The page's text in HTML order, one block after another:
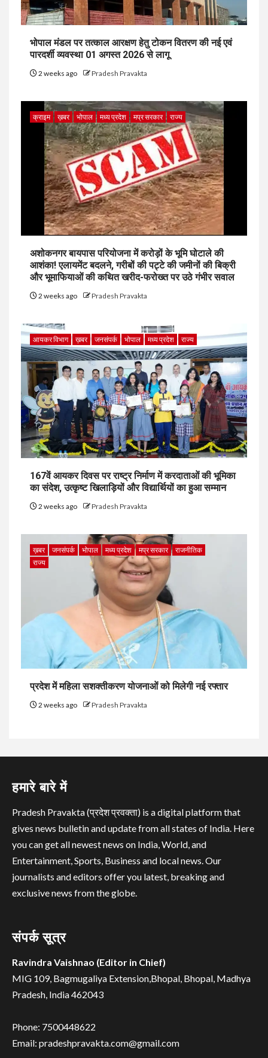
भोपाल मंडल पर तत्काल आरक्षण हेतु टोकन वितरण की नई एवं
पारदर्शी व्यवस्था 01 अगस्त 2026 से लागू
2 weeks ago Pradesh Pravakta
क्राइम ख़बर भोपाल मध्य प्रदेश मप्र सरकार राज्य
अशोकनगर बायपास परियोजना में करोड़ों के भूमि घोटाले की
आशंका! एलायमेंट बदलने, गरीबों की पट्टे की जमीनों की बिक्री
और भूमाफियाओं की कथित खरीद-फरोख्त पर उठे गंभीर सवाल
2 weeks ago Pradesh Pravakta
आयकर विभाग ख़बर जनसंपर्क भोपाल मध्य प्रदेश राज्य
167वें आयकर दिवस पर राष्ट्र निर्माण में करदाताओं की भूमिका
का संदेश, उत्कृष्ट खिलाड़ियों और विद्यार्थियों का हुआ सम्मान
2 weeks ago Pradesh Pravakta
ख़बर जनसंपर्क भोपाल मध्य प्रदेश मप्र सरकार
राजनीतिक
राज्य
प्रदेश में महिला सशक्तीकरण योजनाओं को मिलेगी नई रफ्तार
2 weeks ago Pradesh Pravakta
हमारे बारे में
Pradesh Pravakta (प्रदेश प्रवक्ता) is a digital platform that
gives news bulletin and update from all states of India. Here
you can get all newest news on India, World, and
Entertainment, Sports, Business and local news. Our
journalists and editors offer you latest, breaking and
exclusive news from the globe.
संपर्क सूत्र
Ravindra Vaishnao (Editor in Chief)
MIG 109, Bagmugaliya Extension,Bhopal, Bhopal, Madhya
Pradesh, India 462043
Phone: 7500448622
Email: pradeshpravakta.com@gmail.com